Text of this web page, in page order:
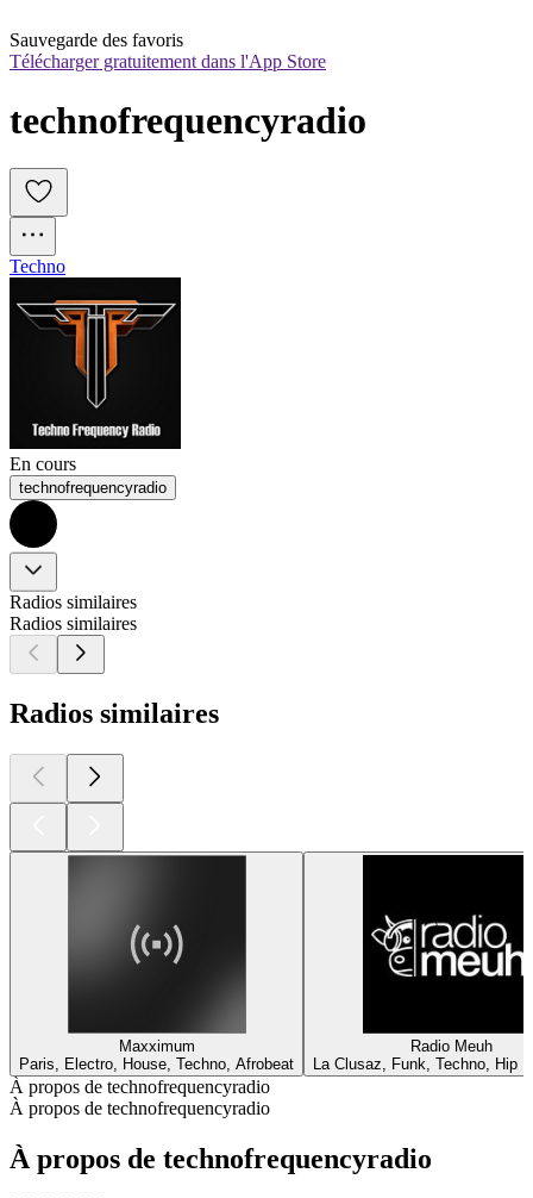
Sauvegarde des favoris
Télécharger gratuitement dans l'App Store
technofrequencyradio
Techno
En cours
technofrequencyradio
Radios similaires
Radios similaires
Radios similaires
Maxximum
Paris, Electro, House, Techno, Afrobeat
Radio Meuh
La Clusaz, Funk, Techno, Hip
À propos de technofrequencyradio
À propos de technofrequencyradio
À propos de technofrequencyradio